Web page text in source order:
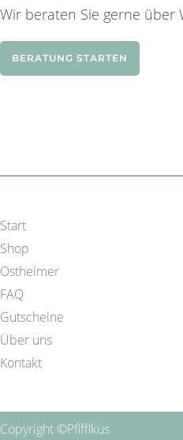
Wir beraten Sie gerne über
BERATUNG STARTEN
Start
Shop
Ostheimer
FAQ
Gutscheine
Über uns
Kontakt
Copyright ©Pfiffikus